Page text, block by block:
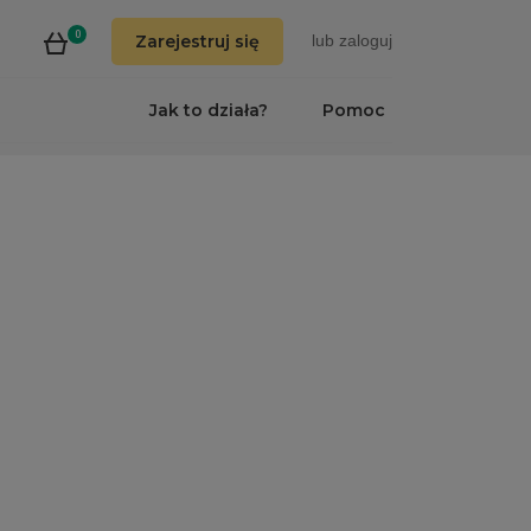
0 Zarejestruj się lub zaloguj
Pomoc
Jak to działa?